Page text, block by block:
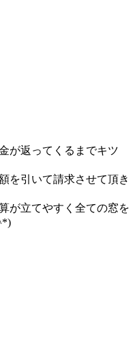
が返ってくるまでキツ
を引いて請求させて頂き
が立てやすく全ての窓を